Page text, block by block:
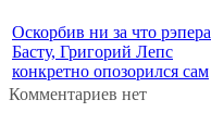
Оскорбив ни за что рэпера
Басту, Григорий Лепс
конкретно опозорился сам
Комментариев нет